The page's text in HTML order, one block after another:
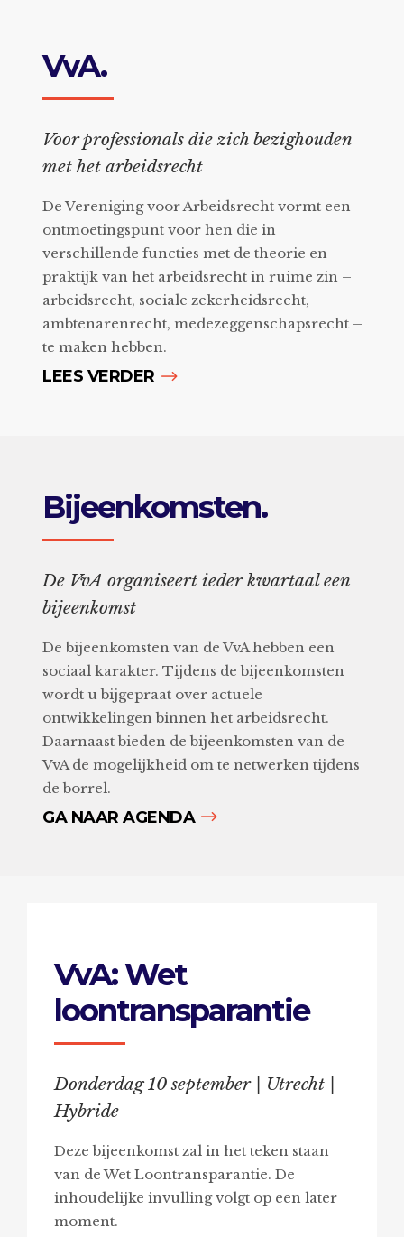
VvA.
Voor professionals die zich bezighouden
met het arbeidsrecht
De Vereniging voor Arbeidsrecht vormt een
ontmoetingspunt voor hen die in
verschillende functies met de theorie en
praktijk van het arbeidsrecht in ruime zin –
arbeidsrecht, sociale zekerheidsrecht,
ambtenarenrecht, medezeggenschapsrecht –
te maken hebben.
LEES VERDER
Bijeenkomsten.
De VvA organiseert ieder kwartaal een
bijeenkomst
De bijeenkomsten van de VvA hebben een
sociaal karakter. Tijdens de bijeenkomsten
wordt u bijgepraat over actuele
ontwikkelingen binnen het arbeidsrecht.
Daarnaast bieden de bijeenkomsten van de
VvA de mogelijkheid om te netwerken tijdens
de borrel.
GA NAAR AGENDA
VvA: Wet
loontransparantie
Donderdag 10 september | Utrecht |
Hybride
Deze bijeenkomst zal in het teken staan
van de Wet Loontransparantie. De
inhoudelijke invulling volgt op een later
moment.